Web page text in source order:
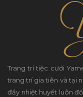
Trang trí tiệc cưới
trang trí gia tiên và tại
đầy nhiệt huyết luôn